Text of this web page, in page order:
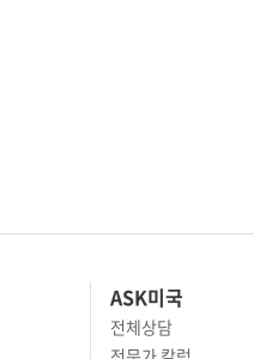
ASK미국
전체상담